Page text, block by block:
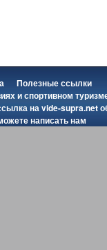
Полезные ссылки
и спортивном
наvide-supra.net
написать нам